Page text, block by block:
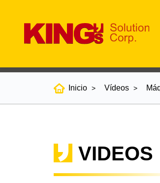
Inicio Vídeos
VIDEOS